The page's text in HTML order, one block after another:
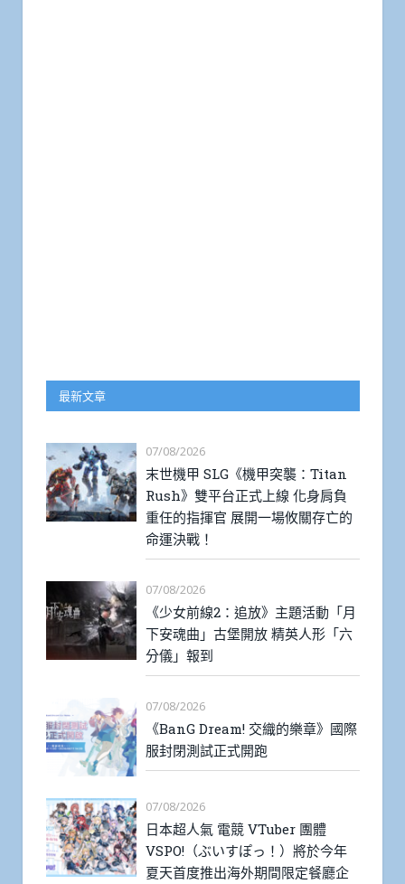
最新文章
07/08/2026
末世機甲 SLG《機甲突襲：Titan
Rush》雙平台正式上線 化身肩負
重任的指揮官 展開一場攸關存亡的
命運決戰！
07/08/2026
《少女前線2：追放》主題活動「月
下安魂曲」古堡開放 精英人形「六
分儀」報到
07/08/2026
《BanG Dream! 交織的樂章》國際
服封閉測試正式開跑
07/08/2026
日本超人氣 電競 VTuber 團體
VSPO!（ぶいすぽっ！）將於今年
夏天首度推出海外期間限定餐廳企